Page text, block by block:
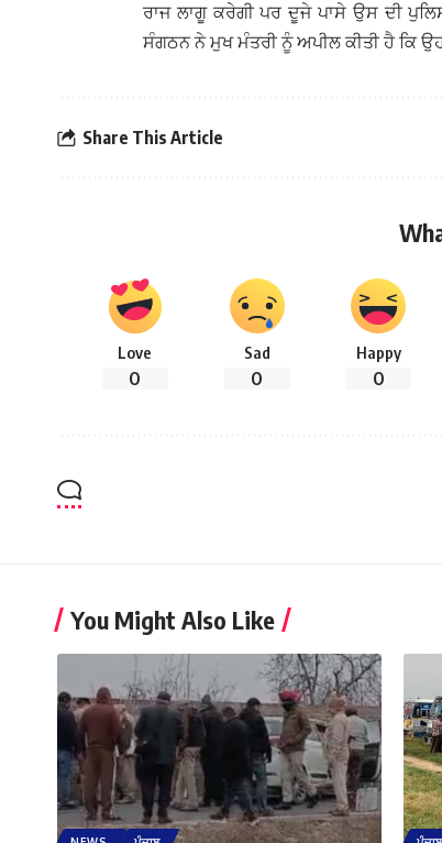
ਰਾਜ ਲਾਗੂ ਕਰੇਗੀ ਪਰ ਦੂਜੇ ਪਾਸੇ ਉਸ ਦੀ
ਸੰਗਠਨ ਨੇ ਮੁਖ ਮੰਤਰੀ ਨੂੰ ਅਪੀਲ ਕੀਤੀ ਹੈ ਕਿ
Share This Article
Love
0
Sad
0
Happy
0
You Might Also Like